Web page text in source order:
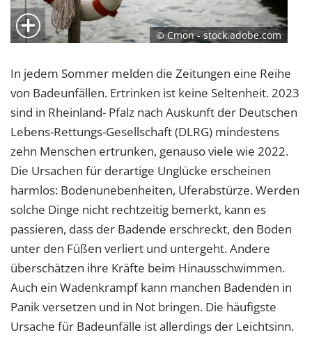
© Cmon - stock.adobe.com
In jedem Sommer melden die Zeitungen eine Reihe
von Badeunfällen. Ertrinken ist keine Seltenheit. 2023
sind in Rheinland- Pfalz nach Auskunft der Deutschen
Lebens-Rettungs-Gesellschaft (DLRG) mindestens
zehn Menschen ertrunken, genauso viele wie 2022.
Die Ursachen für derartige Unglücke erscheinen
harmlos: Bodenunebenheiten, Uferabstürze. Werden
solche Dinge nicht rechtzeitig bemerkt, kann es
passieren, dass der Badende erschreckt, den Boden
unter den Füßen verliert und untergeht. Andere
überschätzen ihre Kräfte beim Hinausschwimmen.
Auch ein Wadenkrampf kann manchen Badenden in
Panik versetzen und in Not bringen. Die häufigste
Ursache für Badeunfälle ist allerdings der Leichtsinn.